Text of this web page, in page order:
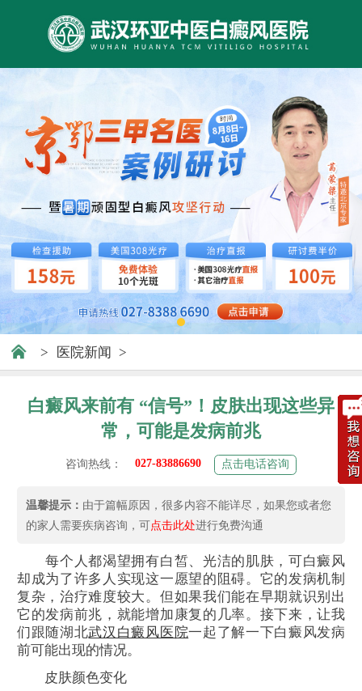
> 医院新闻 >
白癜风来前有 “信号”！皮肤出现这些异
常，可能是发病前兆
咨询热线： 027-83886690 点击电话咨询
温馨提示： 由于篇幅原因，很多内容不能详尽，如果您或者您
的家人需要疾病咨询，可点击此处进行免费沟通
每个人都渴望拥有白皙、光洁的肌肤，可白癜风
却成为了许多人实现这一愿望的阻碍。它的发病机制
复杂，治疗难度较大。但如果我们能在早期就识别出
它的发病前兆，就能增加康复的几率。接下来，让我
们跟随湖北武汉白癜风医院一起了解一下白癜风发病
前可能出现的情况。
皮肤颜色变化